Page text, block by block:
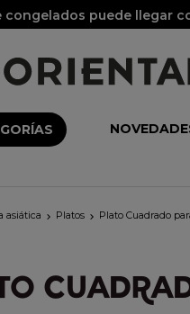
congelados puede llegar
asiática  Platos  Plato Cuadrado